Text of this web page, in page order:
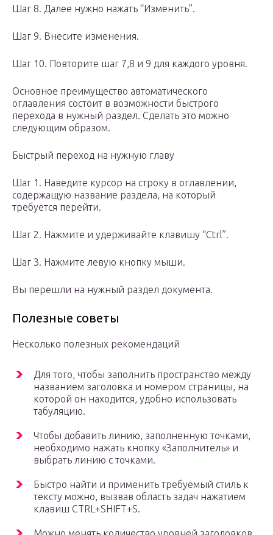
Шаг 8. Далее нужно нажать “Изменить”.
Шаг 9. Внесите изменения.
Шаг 10. Повторите шаг 7,8 и 9 для каждого уровня.
Основное преимущество автоматического
оглавления состоит в возможности быстрого
перехода в нужный раздел. Сделать это можно
следующим образом.
Быстрый переход на нужную главу
Шаг 1. Наведите курсор на строку в оглавлении,
содержащую название раздела, на который
требуется перейти.
Шаг 2. Нажмите и удерживайте клавишу “Ctrl”.
Шаг 3. Нажмите левую кнопку мыши.
Вы перешли на нужный раздел документа.
Полезные советы
Несколько полезных рекомендаций
Для того, чтобы заполнить пространство между
названием заголовка и номером страницы, на
которой он находится, удобно использовать
табуляцию.
Чтобы добавить линию, заполненную точками,
необходимо нажать кнопку «Заполнитель» и
выбрать линию с точками.
Быстро найти и применить требуемый стиль к
тексту можно, вызвав область задач нажатием
клавиш CTRL+SHIFT+S.